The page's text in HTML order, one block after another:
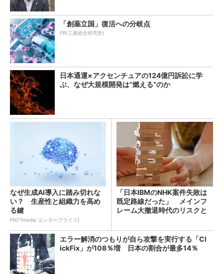
「創薬立国」復活への分岐点
PR(三菱総合研究所)
日本通運×アクセンチュアの124億円訴訟に学
ぶ、なぜ大規模開発は“燃える”のか
なぜ生成AI導入に踏み切れな
い？ 生産性と組織力を高め
る鍵
PR(ITmedia エンタープライズ)
「日本IBMのNHK案件失敗は
既定路線だった」 メインフ
レーム大撤退時代のリスクと
エラー解消のつもりが自ら攻撃を実行する「Cl
ickFix」が108％増 日本の割合が最多14％